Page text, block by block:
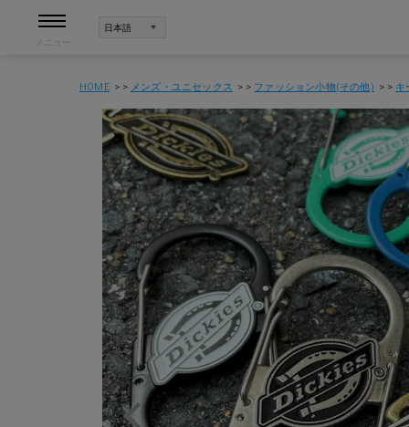
HOME メンズ・ユニセックス ファッション小物(その他) キ